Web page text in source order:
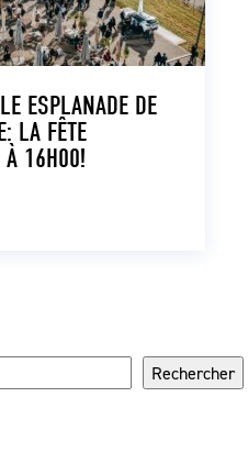
ESPLANADE DE
LA FÊTE
À 16H00!
Rechercher